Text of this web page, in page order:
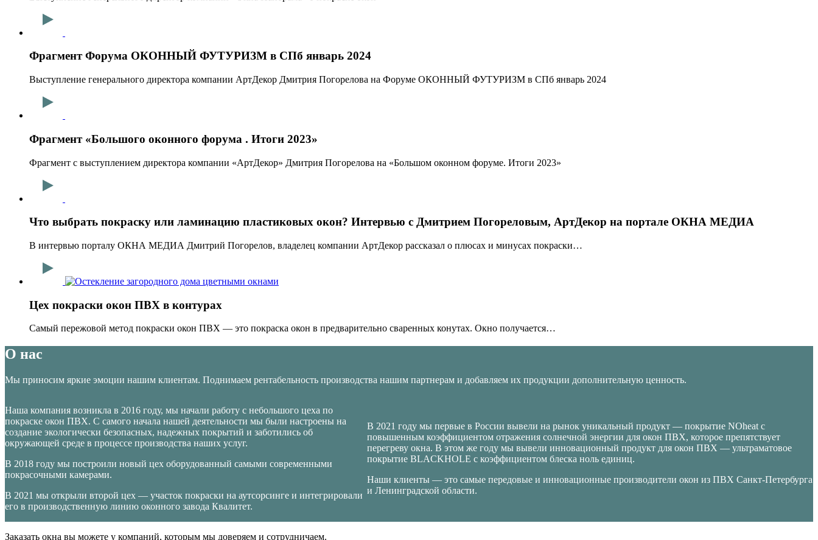
Фрагмент Форума ОКОННЫЙ ФУТУРИЗМ в СПб январь 2024
Выступление генерального директора компании АртДекор Дмитрия Погорелова на Форуме ОКОННЫЙ ФУТУРИЗМ в СПб январь 2024
Фрагмент «Большого оконного форума . Итоги 2023»
Фрагмент с выступлением директора компании «АртДекор» Дмитрия Погорелова на «Большом оконном форуме. Итоги 2023»
Что выбрать покраску или ламинацию пластиковых окон? Интервью с Дмитрием Погореловым, АртДекор на портале ОКНА МЕДИА
В интервью порталу ОКНА МЕДИА Дмитрий Погорелов, владелец компании АртДекор рассказал о плюсах и минусах покраски…
Цех покраски окон ПВХ в контурах
Самый пережовой метод покраски окон ПВХ — это покраска окон в предварительно сваренных конутах. Окно получается…
О нас
Мы приносим яркие эмоции нашим клиентам. Поднимаем рентабельность производства нашим партнерам и добавляем их продукции дополнительную ценность.
Наша компания возникла в 2016 году, мы начали работу с небольшого цеха по
покраске окон ПВХ. С самого начала нашей деятельности мы были настроены на
создание экологически безопасных, надежных покрытий и заботились об
окружающей среде в процессе производства наших услуг.
В 2018 году мы построили новый цех оборудованный самыми современными
покрасочными камерами.
В 2021 мы открыли второй цех — участок покраски на аутсорсинге и интегрировали
его в производственную линию оконного завода Квалитет.
В 2021 году мы первые в России вывели на рынок уникальный продукт — покрытие NOheat с
повышенным коэффициентом отражения солнечной энергии для окон ПВХ, которое препятствует
перегреву окна. В этом же году мы вывели инновационный продукт для окон ПВХ — ультраматовое
покрытие BLACKHOLE с коэффициентом блеска ноль единиц.
Наши клиенты — это самые передовые и инновационные производители окон из ПВХ Санкт-Петербурга
и Ленинградской области.
Заказать окна вы можете у компаний, которым мы доверяем и сотрудничаем.